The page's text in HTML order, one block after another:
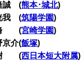
誠 (熊本･城北)
我 (筑陽学園)
脩 (宮崎学園)
京介(飯塚)
樹 (西日本短大附属)